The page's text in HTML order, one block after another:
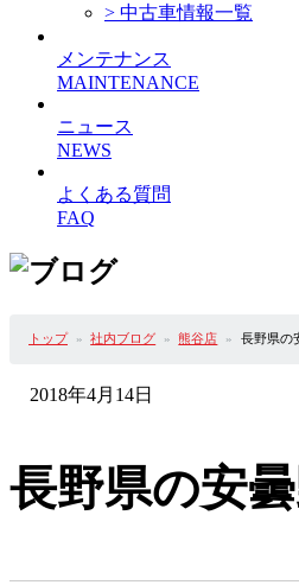
> 中古車情報一覧
メンテナンス
MAINTENANCE
ニュース
NEWS
よくある質問
FAQ
トップ 社内ブログ 熊谷店 長野県の
2018年4月14日
長野県の安